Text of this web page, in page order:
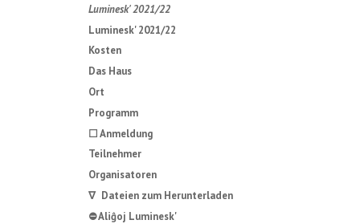
Luminesk' 2021/22
Luminesk' 2021/22
Kosten
Das Haus
Ort
Programm
☐ Anmeldung
Teilnehmer
Organisatoren
∇ Dateien zum Herunterladen
⛔ Aliĝoj Luminesk'